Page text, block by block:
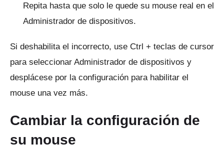
Repita hasta que solo le quede su mouse real en el
Administrador de dispositivos.
Si deshabilita el incorrecto, use Ctrl + teclas de cursor
para seleccionar Administrador de dispositivos y
desplácese por la configuración para habilitar el
mouse una vez más.
Cambiar la configuración de
su mouse